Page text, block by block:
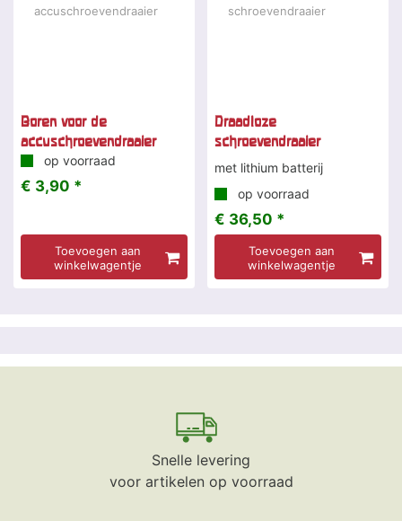
Boren voor de
accuschroevendraaier
op voorraad
€ 3,90 *
Toevoegen aan
winkelwagentje
Draadloze
schroevendraaier
met lithium batterij
op voorraad
€ 36,50 *
Toevoegen aan
winkelwagentje
Snelle levering
voor artikelen op voorraad